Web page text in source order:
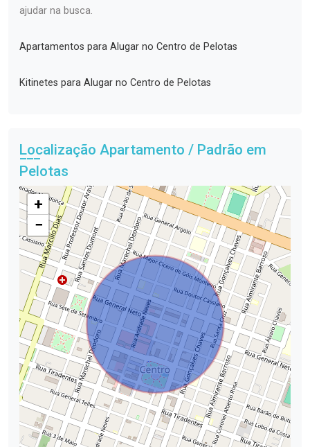
ajudar na busca.
Apartamentos para Alugar no Centro de Pelotas
Kitinetes para Alugar no Centro de Pelotas
Localização Apartamento / Padrão em
Pelotas
+
−